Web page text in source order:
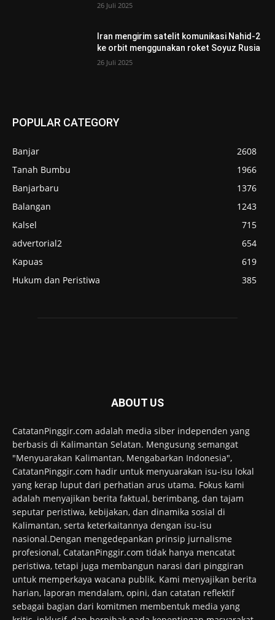
26 Juli 2025
Iran mengirim satelit komunikasi Nahid-2
ke orbit menggunakan roket Soyuz Rusia
26 Juli 2025
POPULAR CATEGORY
Banjar
2608
Tanah Bumbu
1966
Banjarbaru
1376
Balangan
1243
Kalsel
715
advertorial2
654
Kapuas
619
Hukum dan Peristiwa
385
ABOUT US
CatatanPinggir.com adalah media siber independen yang
berbasis di Kalimantan Selatan. Mengusung semangat
"Menyuarakan Kalimantan, Mengabarkan Indonesia",
CatatanPinggir.com hadir untuk menyuarakan isu-isu lokal
yang kerap luput dari perhatian arus utama. Fokus kami
adalah menyajikan berita faktual, berimbang, dan tajam
seputar peristiwa, kebijakan, dan dinamika sosial di
Kalimantan, serta keterkaitannya dengan isu-isu
nasional.Dengan mengedepankan prinsip jurnalisme
profesional, CatatanPinggir.com tidak hanya mencatat
peristiwa, tetapi juga membangun narasi dari pinggiran
untuk memperkaya wacana publik. Kami menyajikan berita
harian, laporan mendalam, opini, dan catatan reflektif
sebagai bagian dari komitmen membentuk media yang